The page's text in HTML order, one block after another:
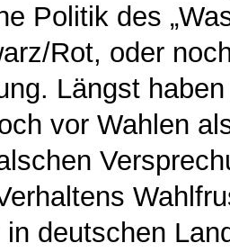
Politik des
Rot, oder
Längst
vor Wahlen
in deutschen